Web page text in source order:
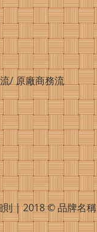
/ 原廠商務流
| 2018 © 品牌名稱